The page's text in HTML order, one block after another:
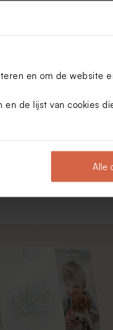
en om de website
en de lijst van cookies
Alle